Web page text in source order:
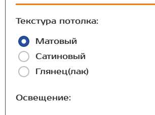
Текстура потолка:
Матовый
Сатиновый
Глянец(лак)
Освещение: